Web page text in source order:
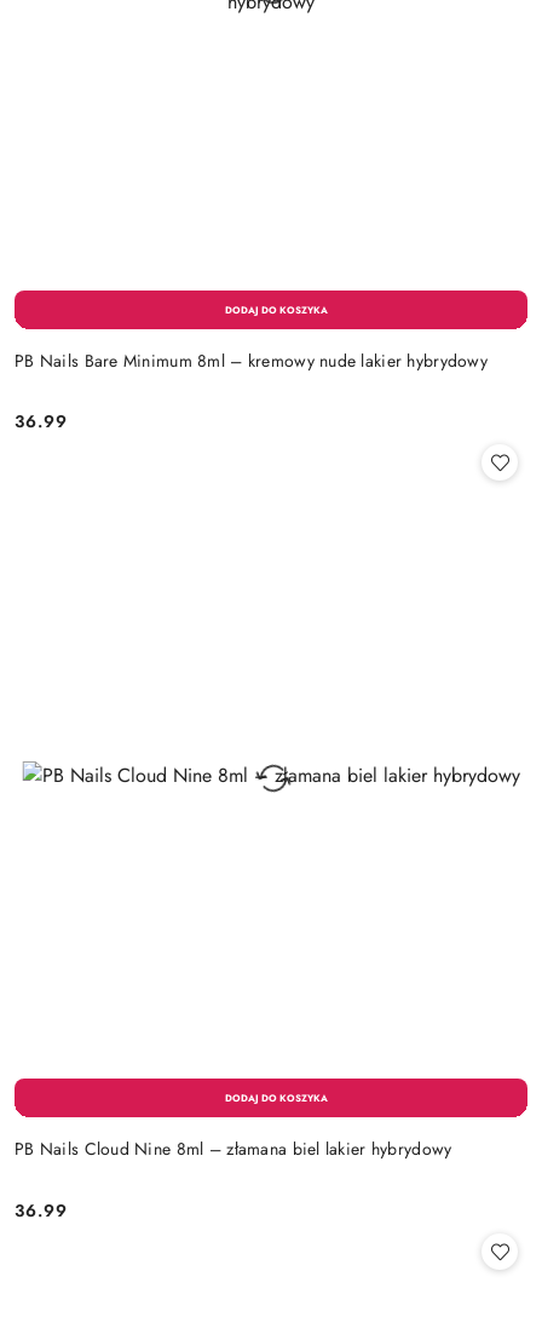
PB Nails Bare Minimum 8ml – kremowy nude lakier hybrydowy
Cena:
36.99
PB Nails Cloud Nine 8ml – złamana biel lakier hybrydowy
Cena:
36.99